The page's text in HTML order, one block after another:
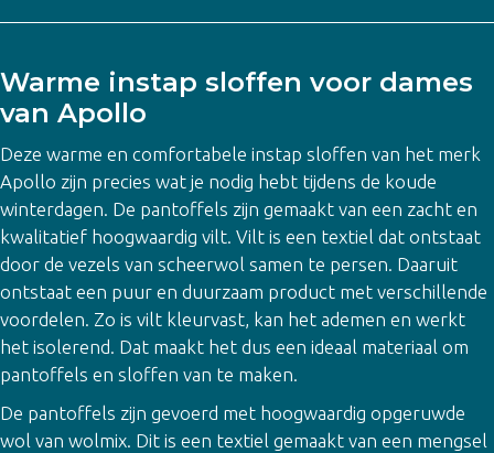
Warme instap sloffen voor dames
van Apollo
Deze warme en comfortabele instap sloffen van het merk
Apollo zijn precies wat je nodig hebt tijdens de koude
winterdagen. De pantoffels zijn gemaakt van een zacht en
kwalitatief hoogwaardig vilt. Vilt is een textiel dat ontstaat
door de vezels van scheerwol samen te persen. Daaruit
ontstaat een puur en duurzaam product met verschillende
voordelen. Zo is vilt kleurvast, kan het ademen en werkt
het isolerend. Dat maakt het dus een ideaal materiaal om
pantoffels en sloffen van te maken.
De pantoffels zijn gevoerd met hoogwaardig opgeruwde
wol van wolmix. Dit is een textiel gemaakt van een mengsel